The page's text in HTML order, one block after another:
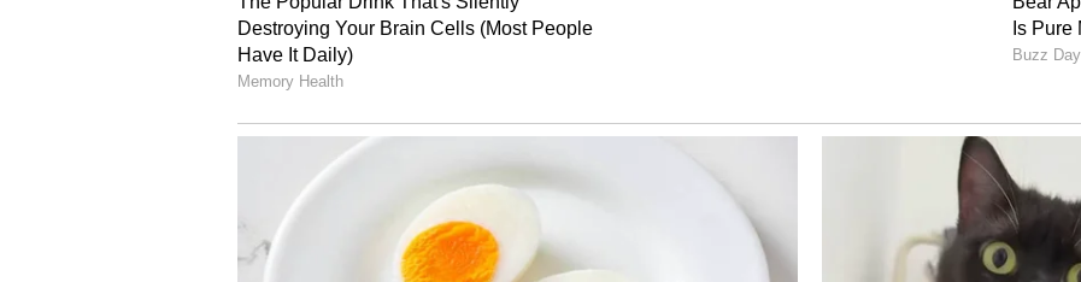
லட்சம் இளைஞர்கள் விண்ணப்பித்துள்ளனர். இளைஞர்களின் வேதனையான
குரலை மத்திய அரசு கேட்கிறதா. நாங்கள் விரக்தியில் இருக்கிறோம், எங்களுக்கு
வேறு வாய்ப்பில்லை.
சமாஜ்வாதி ஆசம் கான் எல்எல்ஏ பதவி பறிப்பு: உ.பி.
சட்டப்பேரவையிலிருந்து நீக்கம்: காலியிடமாக அறிவிப்பு
8 ஆண்டுகள் மோடி ஆட்சியின் சாதனை, பரிசு! வேலையின்மைதான்!.
நாட்டில் வேலையின்மை 8 சதவீதமாக இருக்கிறது. ஆனால், இது குறைத்து